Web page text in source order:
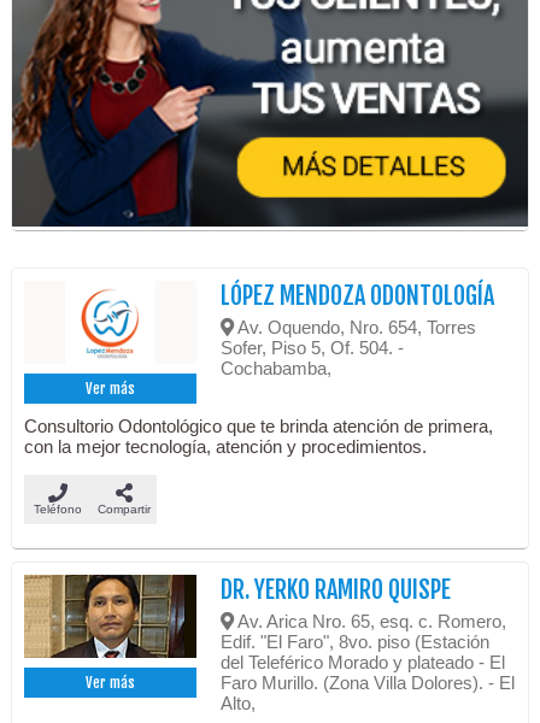
Ver más
LÓPEZ MENDOZA ODONTOLOGÍA
Av. Oquendo, Nro. 654, Torres
Sofer, Piso 5, Of. 504. -
Cochabamba,
Consultorio Odontológico que te brinda atención de primera,
con la mejor tecnología, atención y procedimientos.
Teléfono Compartir
Ver más
DR. YERKO RAMIRO QUISPE
Av. Arica Nro. 65, esq. c. Romero,
Edif. "El Faro", 8vo. piso (Estación
del Teleférico Morado y plateado - El
Faro Murillo. (Zona Villa Dolores). - El
Alto,